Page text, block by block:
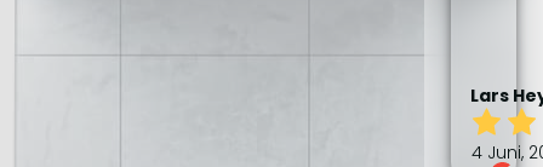
Lars
4 Juni,